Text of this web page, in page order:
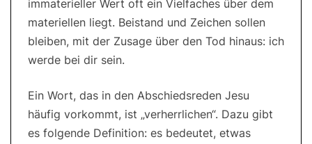
immaterieller Wert oft ein Vielfaches über dem
materiellen liegt. Beistand und Zeichen sollen
bleiben, mit der Zusage über den Tod hinaus: ich
werde bei dir sein.
Ein Wort, das in den Abschiedsreden Jesu
häufig vorkommt, ist „verherrlichen“. Dazu gibt
es folgende Definition: es bedeutet, etwas